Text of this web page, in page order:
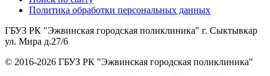
Политика обработки персональных данных
ГБУЗ РК "Эжвинская городская поликлиника" г. Сыктывкар
ул. Мира д.27/6
© 2016-2026 ГБУЗ РК "Эжвинская городская поликлиника"